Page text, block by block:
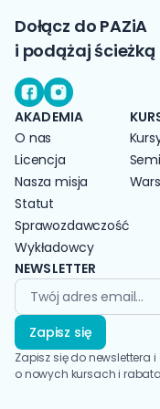
oraz
Dołącz do PAZiA
i podążaj
AKADEMIA
O nas
Licencja
Nasza misja
Statut
Sprawozdawczość
Wykładowcy
NEWSLETTER
Zapisz się
Zapisz się do newslettera
o nowych kursach i